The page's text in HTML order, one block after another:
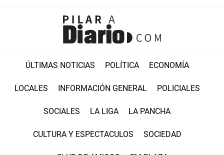
ÚLTIMAS NOTICIAS POLÍTICA ECONOMÍA
LOCALES INFORMACIÓN GENERAL POLICIALES
SOCIALES LA LIGA LA PANCHA
CULTURA Y ESPECTACULOS SOCIEDAD